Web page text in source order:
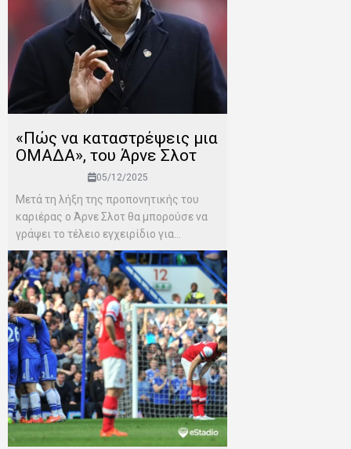
«Πώς να καταστρέψεις μια
ΟΜΑΔΑ», του Άρνε Σλοτ
05/12/2025
Μετά τη λήξη της προπονητικής του
καριέρας ο Άρνε Σλοτ θα μπορούσε να
γράψει το τέλειο εγχειρίδιο για...